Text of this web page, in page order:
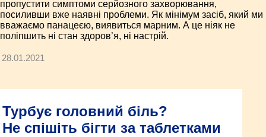
пропустити симптоми серйозного захворювання,
посиливши вже наявні проблеми. Як мінімум засіб, який ми
вважаємо панацеєю, виявиться марним. А це ніяк не
поліпшить ні стан здоров’я, ні настрій.
28.01.2021
Турбує головний біль?
Не спішіть бігти за таблетками